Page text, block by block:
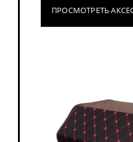
ПРОСМОТРЕТЬ